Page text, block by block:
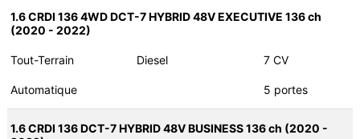
1.6 CRDI 136 4WD DCT-7 HYBRID 48V EXECUTIVE 136 ch
(2020 - 2022)
Tout-Terrain Diesel 7 CV
Automatique 5 portes
1.6 CRDI 136 DCT-7 HYBRID 48V BUSINESS 136 ch (2020 -